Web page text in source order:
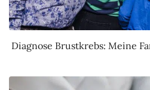
Diagnose Brustkrebs: Meine